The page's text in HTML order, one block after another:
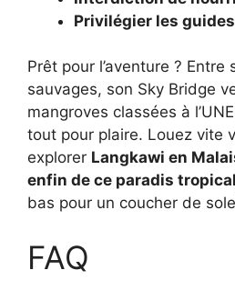
Privilégier les
Prêt pour l’aventure ? Entre
sauvages, son Sky Bridge
mangroves classées à
tout pour plaire. Louez vite
explorer Langkawi en
enfin de ce paradis tropical
bas pour un coucher de
FAQ